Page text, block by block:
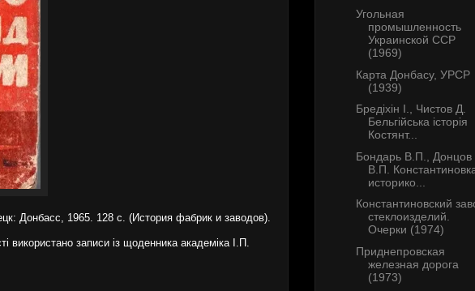
Донбасс, 1965. 128 с. (История фабрик и заводов).
використано записи із щоденника академіка І.П.
Угольная
промышленность
Украинской ССР
(1969)
Карта Донбасу, УРСР
(1939)
Бредіхін І., Чистов Д.
Бельгійська історія
Костянт...
Бондарь В.П., Донцов
В.П.
историко...
Константиновский
стеклоизделий.
Очерки (1974)
Приднепровская
железная дорога
(1973)